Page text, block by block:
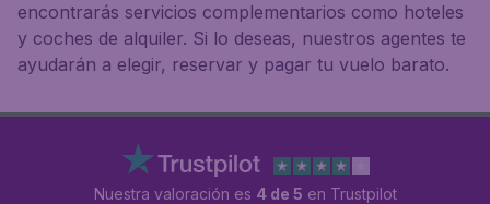
encontrarás servicios complementarios como hoteles
y coches de alquiler. Si lo deseas, nuestros agentes te
ayudarán a elegir, reservar y pagar tu vuelo barato.
Nuestra valoración es 4 de 5 en Trustpilot